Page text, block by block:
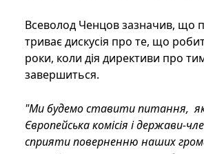
Всеволод Ченцов зазначив, що
триває дискусія про те, що
роки, коли дія директиви про
завершиться.
"Ми будемо ставити питання,
Європейська комісія і держави-
сприяти поверненню наших